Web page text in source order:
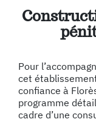
Pour
cet
confiance à
programme
cadre d’une